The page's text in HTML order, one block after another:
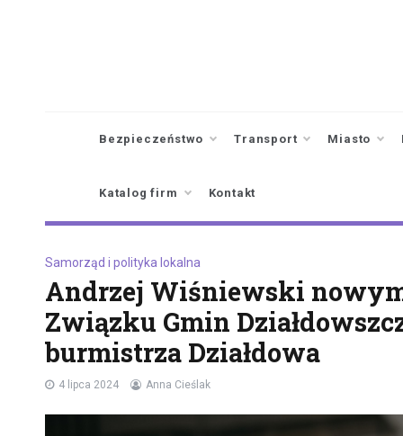
Bezpieczeństwo Transport Miasto
Katalog firm Kontakt
Samorząd i polityka lokalna
Andrzej Wiśniewski
Związku Gmin
burmistrza Działdowa
4 lipca 2024 Anna Cieślak